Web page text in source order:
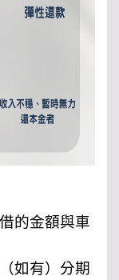
的金額與車
如有）分期